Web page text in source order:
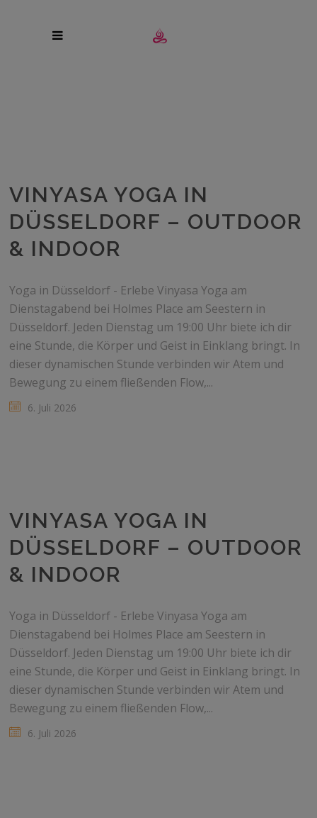
VINYASA YOGA IN
DÜSSELDORF – OUTDOOR
& INDOOR
Yoga in Düsseldorf - Erlebe Vinyasa Yoga am
Dienstagabend bei Holmes Place am Seestern in
Düsseldorf. Jeden Dienstag um 19:00 Uhr biete ich dir
eine Stunde, die Körper und Geist in Einklang bringt. In
dieser dynamischen Stunde verbinden wir Atem und
Bewegung zu einem fließenden Flow,...
6. Juli 2026
VINYASA YOGA IN
DÜSSELDORF – OUTDOOR
& INDOOR
Yoga in Düsseldorf - Erlebe Vinyasa Yoga am
Dienstagabend bei Holmes Place am Seestern in
Düsseldorf. Jeden Dienstag um 19:00 Uhr biete ich dir
eine Stunde, die Körper und Geist in Einklang bringt. In
dieser dynamischen Stunde verbinden wir Atem und
Bewegung zu einem fließenden Flow,...
6. Juli 2026